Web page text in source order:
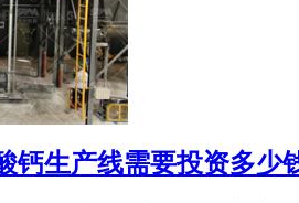
钙生产线需要投资多少